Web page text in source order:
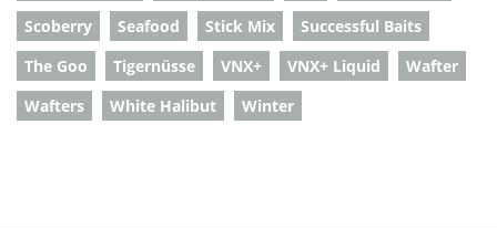
Scoberry
Seafood Stick Mix
Successful Baits
The Goo
Tigernüsse VNX+ VNX+ Liquid
Wafter
Wafters
White Halibut Winter